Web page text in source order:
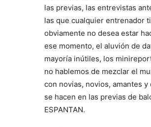
las previas, las entrevistas
las que cualquier entrenador
obviamente no desea estar
ese momento, el aluvión de
mayoría inútiles, los
no hablemos de mezclar el
con novias, novios, amantes y
se hacen en las previas de
ESPANTAN.